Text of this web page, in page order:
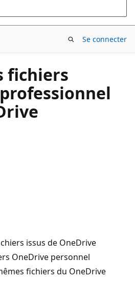
Se connecter
fichiers
issus de OneDrive
OneDrive personnel
fichiers du OneDrive